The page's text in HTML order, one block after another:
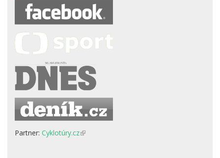
Partner: Cyklotúry.cz(odkaz